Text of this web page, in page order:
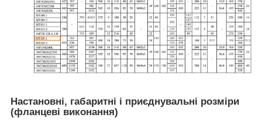
Настановні, габаритні і приєднувальні розміри
(фланцеві виконання)